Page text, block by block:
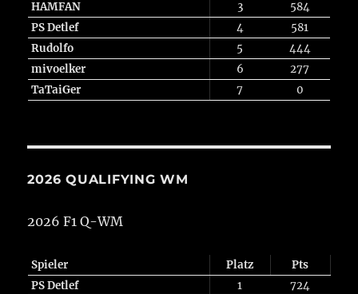
HAMFAN 3
584
PS Detlef
4
581
Rudolfo
5
444
mivoelker
6
277
TaTaiGer
7 0
2026 QUALIFYING WM
2026 F1 Q-WM
Spieler Platz
Pts
PS Detlef
1
724